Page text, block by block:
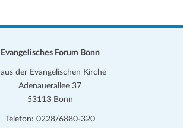
Evangelisches Forum Bonn
der Evangelischen Kirche
Adenauerallee 37
53113 Bonn
Telefon: 0228/6880-320